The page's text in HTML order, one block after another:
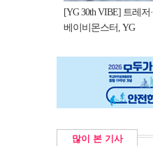
[YG 30th VIBE] 트레저·
베이비몬스터, YG
많이 본 기사